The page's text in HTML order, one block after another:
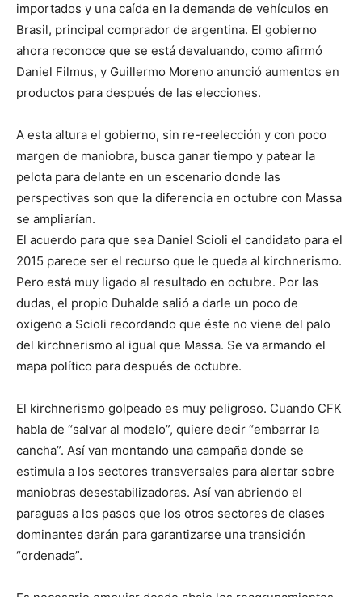
importados y una caída en la demanda de vehículos en
Brasil, principal comprador de argentina. El gobierno
ahora reconoce que se está devaluando, como afirmó
Daniel Filmus, y Guillermo Moreno anunció aumentos en
productos para después de las elecciones.
A esta altura el gobierno, sin re-reelección y con poco
margen de maniobra, busca ganar tiempo y patear la
pelota para delante en un escenario donde las
perspectivas son que la diferencia en octubre con Massa
se ampliarían.
El acuerdo para que sea Daniel Scioli el candidato para el
2015 parece ser el recurso que le queda al kirchnerismo.
Pero está muy ligado al resultado en octubre. Por las
dudas, el propio Duhalde salió a darle un poco de
oxigeno a Scioli recordando que éste no viene del palo
del kirchnerismo al igual que Massa. Se va armando el
mapa político para después de octubre.
El kirchnerismo golpeado es muy peligroso. Cuando CFK
habla de “salvar al modelo”, quiere decir “embarrar la
cancha”. Así van montando una campaña donde se
estimula a los sectores transversales para alertar sobre
maniobras desestabilizadoras. Así van abriendo el
paraguas a los pasos que los otros sectores de clases
dominantes darán para garantizarse una transición
“ordenada”.